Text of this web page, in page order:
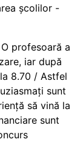
școlilor -
profesoară a
iar după
8.70 / Astfel
sunt
să vină la
sunt